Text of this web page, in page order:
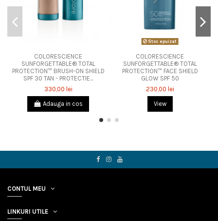
COLORESCIENCE
SUNFORGETTABLE® TOTAL
PROTECTION™ BRUSH-ON SHIELD
SPF 30 TAN - PROTECTIE...
330,00 lei
Adauga in cos
Stoc epuizat
COLORESCIENCE
SUNFORGETTABLE® TOTAL
PROTECTION™ FACE SHIELD
GLOW SPF 50
230,00 lei
View
CONTUL MEU
LINKURI UTILE